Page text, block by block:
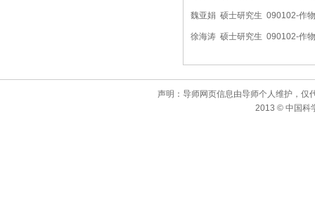
魏亚娟 硕士研究生 090102-作
徐海涛 硕士研究生 090102-作
声明：导师网页信息由导师个人维护，仅
2013 © 中国科